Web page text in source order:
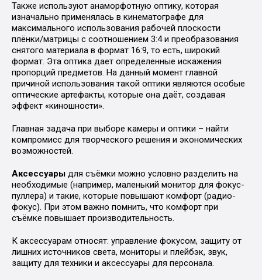
Также используют анаморфотную оптику, которая
изначально применялась в кинематографе для
максимального использования рабочей плоскости
плёнки/матрицы с соотношением 3:4 и преобразования
снятого материала в формат 16:9, то есть, широкий
формат. Эта оптика дает определенные искажения
пропорций предметов. На данный момент главной
причиной использования такой оптики являются особые
оптические артефакты, которые она даёт, создавая
эффект «киношности».
Главная задача при выборе камеры и оптики – найти
компромисс для творческого решения и экономических
возможностей.
Аксессуары для съёмки можно условно разделить на
необходимые (например, маленький монитор для фокус-
пуллера) и такие, которые повышают комфорт (радио-
фокус). При этом важно помнить, что комфорт при
съёмке повышает производительность.
К аксессуарам относят: управление фокусом, защиту от
лишних источников света, мониторы и плейбэк, звук,
защиту для техники и аксессуары для персонала.